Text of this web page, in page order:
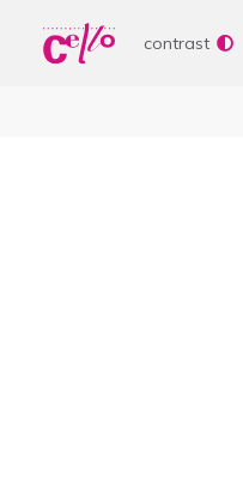
contrast
Vrije tijd